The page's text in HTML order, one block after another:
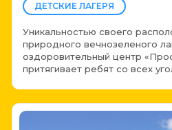
ДЕТСКИЕ ЛАГЕРЯ
Уникальностью своего
природного вечнозеленого
оздоровительный центр
притягивает ребят со всех